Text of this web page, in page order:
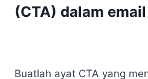
(CTA) dalam
Buatlah ayat CTA yang